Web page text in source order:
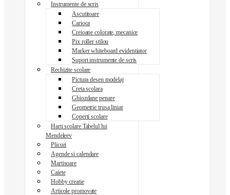
Instrumente de scris
Ascutitoare
Carioca
Creioane colorate, mecanice
Pix roller stilou
Marker whiteboard evidentiator
Suport instrumente de scris
Rechizite scolare
Pictura desen modelaj
Creta scolara
Ghiozdane penare
Geometrie trusa liniar
Coperti scolare
Harti scolare Tabelul lui
Mendeleev
Plicuri
Agende si calendare
Martisoare
Caiete
Hobby creatie
Articole promovate